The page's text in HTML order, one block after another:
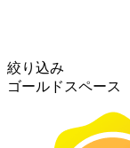
絞り込み
ゴールドスペース